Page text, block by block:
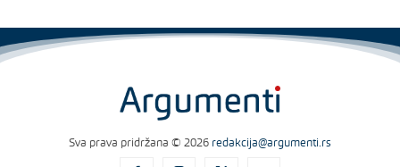
Sva prava pridržana © 2026 redakcija@argumenti.rs